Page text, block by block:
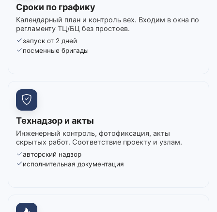
Сроки по графику
Календарный план и контроль вех. Входим в окна по
регламенту ТЦ/БЦ без простоев.
запуск от 2 дней
посменные бригады
Технадзор и акты
Инженерный контроль, фотофиксация, акты
скрытых работ. Соответствие проекту и узлам.
авторский надзор
исполнительная документация